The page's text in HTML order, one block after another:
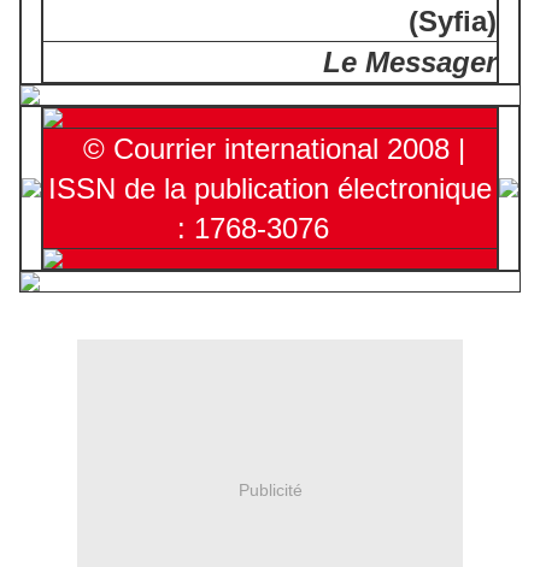
(Syfia)
Le Messager
© Courrier international 2008 |
ISSN de la publication électronique
: 1768-3076
Publicité